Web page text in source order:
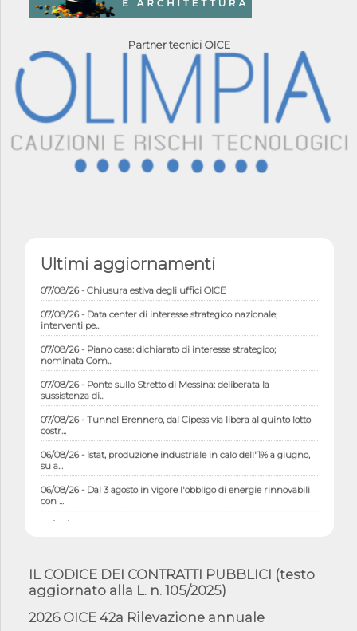
Partner tecnici OICE
Ultimi aggiornamenti
di succ...
07/08/26 - Chiusura estiva degli uffici OICE
07/08/26 - Data center di interesse strategico nazionale;
interventi pe...
07/08/26 - Piano casa: dichiarato di interesse strategico;
nominata Com...
07/08/26 - Ponte sullo Stretto di Messina: deliberata la
sussistenza di...
07/08/26 - Tunnel Brennero, dal Cipess via libera al quinto lotto
costr...
06/08/26 - Istat, produzione industriale in calo dell'1% a giugno,
su a...
06/08/26 - Dal 3 agosto in vigore l'obbligo di energie rinnovabili
con ...
06/08/26 - DL PA approvato in Cdm: contributi per
mate...
06/08/26 - DDL delegazione europea in Cdm per recepimento
IL CODICE DEI CONTRATTI PUBBLICI (testo
aggiornato alla L. n. 105/2025)
2026 OICE 42a Rilevazione annuale